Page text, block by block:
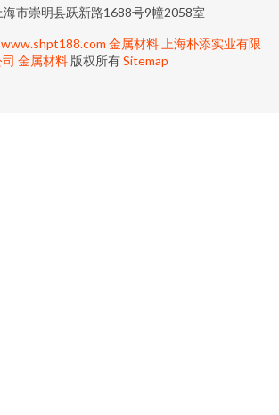
海市崇明县跃新路1688号9幢2058室
www.shpt188.com 金属材料 上海朴添实业有限
金属材料 版权所有Sitemap